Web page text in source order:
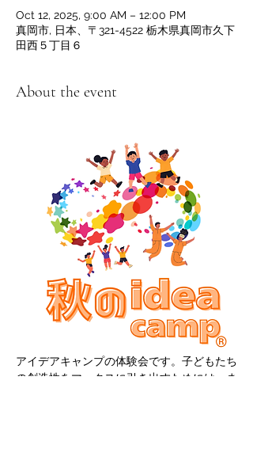
Oct 12, 2025, 9:00 AM – 12:00 PM
真岡市, 日本、〒321-4522 栃木県真岡市久下
田西５丁目６
About the event
アイデアキャンプの体験会です。子どもたち
の創造性をマックスに引き出すためには、ま